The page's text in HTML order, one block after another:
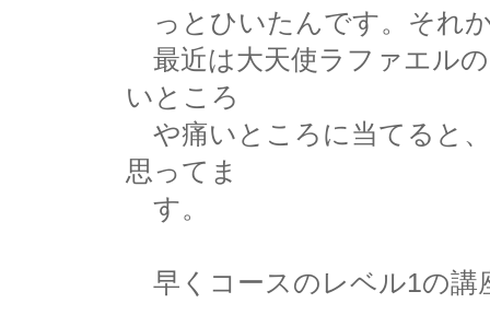
っとひいたんです。それ
最近は大天使ラファエル
いところ
や痛いところに当てると
思ってま
す。
早くコースのレベル1の講